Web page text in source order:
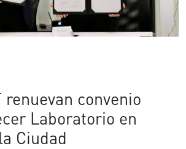
renuevan convenio
Laboratorio en
Ciudad